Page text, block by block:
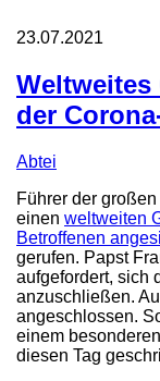
23.07.2021
der
Abtei
Führer der
einen weltweiten
Betroffenen
gerufen. Papst
aufgefordert, sich
anzuschließen.
angeschlossen.
einem
diesen Tag